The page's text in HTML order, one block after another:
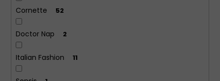
Cornette 52
Doctor Nap 2
Italian Fashion 11